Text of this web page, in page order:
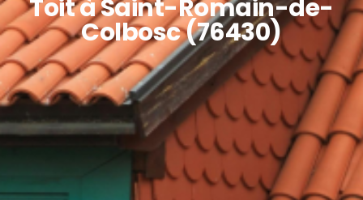
Toit à Saint-Romain-de-
Colbosc (76430)